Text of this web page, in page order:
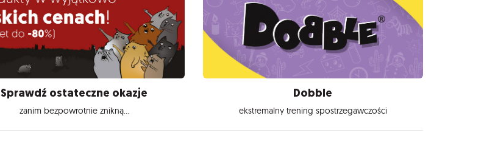
Sprawdź ostateczne okazje
zanim bezpowrotnie znikną...
Dobble
ekstremalny trening spostrzegawczości